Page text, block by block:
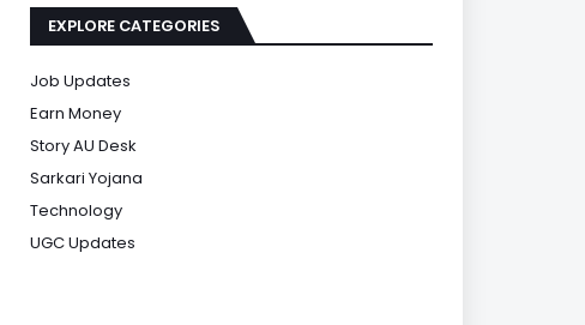
EXPLORE CATEGORIES
Job Updates
Earn Money
Story AU Desk
Sarkari Yojana
Technology
UGC Updates